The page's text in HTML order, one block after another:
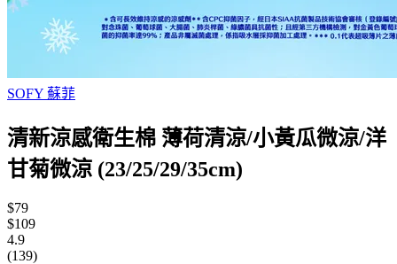
SOFY 蘇菲
清新涼感衛生棉 薄荷清涼/小黃瓜微涼/洋
甘菊微涼 (23/25/29/35cm)
$79
$109
4.9
(139)